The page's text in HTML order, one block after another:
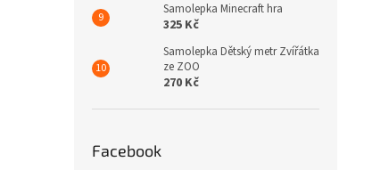
Samolepka Minecraft hra
325 Kč
Samolepka Dětský metr Zvířátka
ze ZOO
270 Kč
Facebook